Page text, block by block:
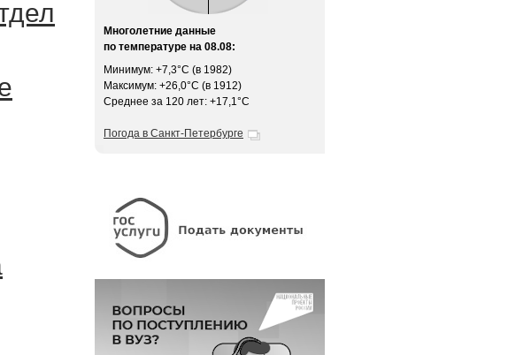
Многолетние данные
по температуре на 08.08:
Минимум: +7,3°C (в 1982)
Максимум: +26,0°C (в 1912)
Среднее за 120 лет: +17,1°C
Погода в Санкт-Петербурге